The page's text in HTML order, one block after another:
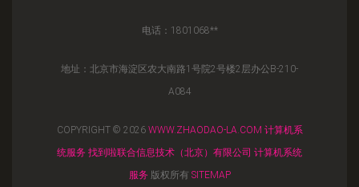
电话：1801068**
地址：北京市海淀区农大南路1号院2号楼2层办公B-210-
A084
COPYRIGHT © 2026 WWW.ZHAODAO-LA.COM 计算机系
统服务 找到啦联合信息技术（北京）有限公司 计算机系统
服务 版权所有 SITEMAP